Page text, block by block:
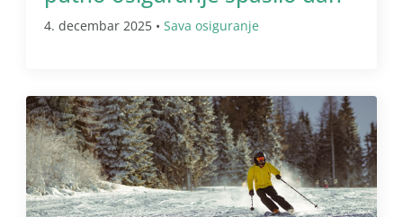
4. decembar 2025 • Sava osiguranje